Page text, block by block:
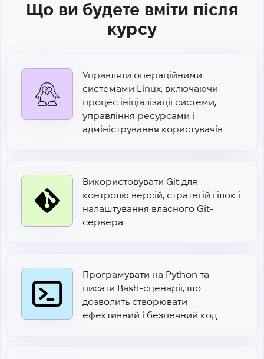
Що ви будете вміти після
курсу
Управляти операційними
системами Linux, включаючи
процес ініціалізації системи,
управління ресурсами і
адміністрування користувачів
Використовувати Git для
контролю версій, стратегій гілок і
налаштування власного Git-
сервера
Програмувати на Python та
писати Bash-сценарії, що
дозволить створювати
ефективний і безпечний код